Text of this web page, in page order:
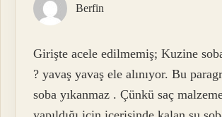
Berfin
Girişte acele edilmemiş; Kuzine
? yavaş yavaş ele alınıyor. Bu
soba yıkanmaz . Çünkü saç